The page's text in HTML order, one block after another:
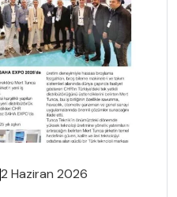
2 Haziran 2026